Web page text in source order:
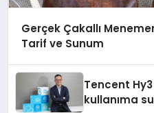
Gerçek Çakallı
Tarif ve Sunum
Tencent
kullanıma